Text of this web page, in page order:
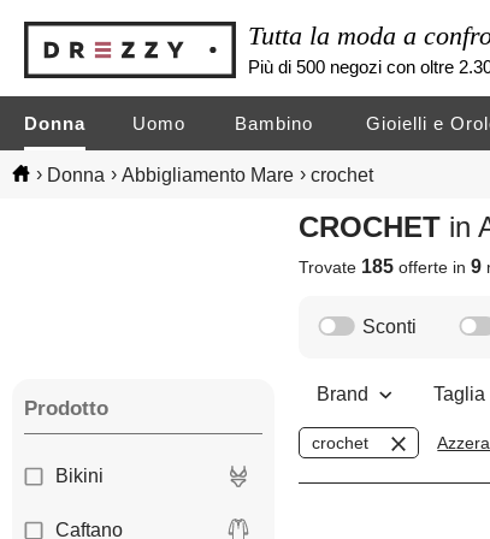
Tutta la moda a
Più di 500 negozi con oltre
Donna Uomo Bambino Gioielli e
› Donna › Abbigliamento Mare › crochet
CROCHET in
Trovate 185 offerte in9
Prodotto
Bikini
Caftano
Sconti
Brand Taglia
crochet